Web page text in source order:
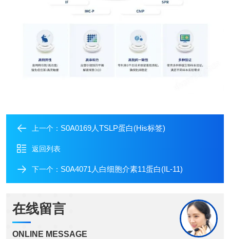
上一个： S0A0169人TSLP蛋白(His标签)
返回列表
下一个： S0A4071人白细胞介素11蛋白(IL-11)
在线留言
ONLINE MESSAGE